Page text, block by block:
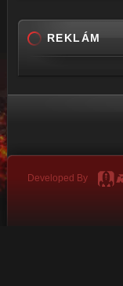
REKLÁM
Developed By